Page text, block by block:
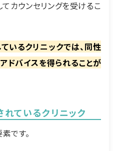
てカウンセリングを受けるこ
いるクリニックでは、同性
ドバイスを得られることが
ているクリニック
です。